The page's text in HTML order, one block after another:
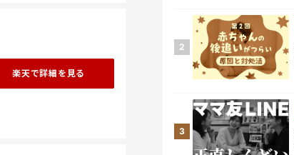
楽天で詳細を見る
2
3